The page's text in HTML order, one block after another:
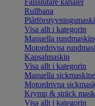
Falsslutare kanaler
Rullbana
Visa allt i kategorin
Manuella
Motordrivna
Kapsalmaskin
Visa allt i kategorin
Manuella
Motordrivna
Krymp & sträck
Visa allt i kategorin